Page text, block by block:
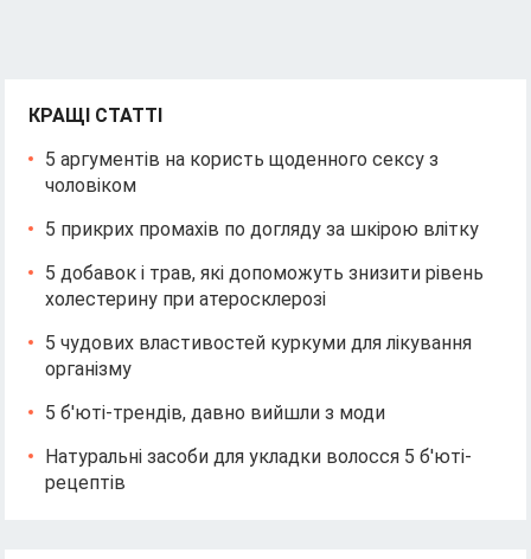
КРАЩІ СТАТТІ
5 аргументів на користь щоденного сексу з
чоловіком
5 прикрих промахів по догляду за шкірою влітку
5 добавок і трав, які допоможуть знизити рівень
холестерину при атеросклерозі
5 чудових властивостей куркуми для лікування
організму
5 б'юті-трендів, давно вийшли з моди
Натуральні засоби для укладки волосся 5 б'юті-
рецептів